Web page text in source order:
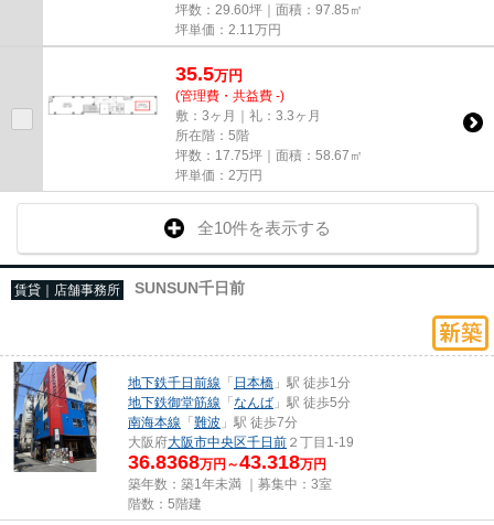
坪数：29.60坪｜面積：97.85㎡
坪単価： 2.11 万円
35.5万円
(管理費・共益費 -)
敷：3ヶ月｜礼：3.3ヶ月
所在階：5階
坪数：17.75坪｜面積：58.67㎡
坪単価： 2万円
全10件を表示する
賃貸｜店舗事務所 SUNSUN千日前
地下鉄千日前線 「 日本橋 」駅 徒歩1分
地下鉄御堂筋線 「なんば 」駅 徒歩5分
南海本線 「難波 」駅 徒歩7分
大阪府大阪市中央区千日前 ２丁目1-19
36.8368万円～43.318万円
築年数：築1年未満 ｜募集中： 3室
階数：5階建